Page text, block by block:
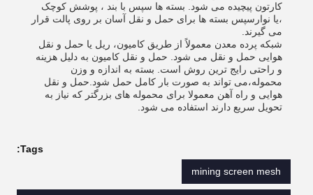
کارتون پیچیده می شود. بسته ها سپس با بند ، پوشش کوچک
،یا نوارسپس بسته ها برای حمل و نقل آسان بر روی پالت قرار
می گیرند.
شبکه پرده معدن معمولاً از طریق کامیون، ریل یا حمل و نقل
هوایی حمل و نقل می شود. حمل و نقل کامیون به دلیل هزینه
و راحتی رایج ترین روش است. بسته به اندازه و وزن
محموله،می تواند به صورت بار کامل حمل شود.حمل و نقل
هوایی و راه آهن معمولا برای محموله های بزرگتر که نیاز به
تحویل سریع دارند استفاده می شود.
Tags:
mining screen mesh